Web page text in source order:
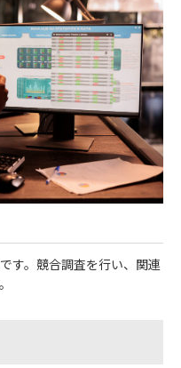
す。競合調査を行い、関連